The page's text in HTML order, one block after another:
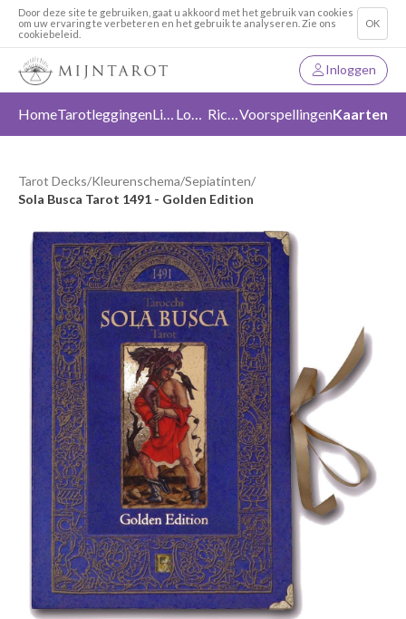
Door deze site te gebruiken, gaat u akkoord met het gebruik van cookies
om uw ervaring te verbeteren en het gebruik te analyseren. Zie ons
cookiebeleid.
OK
Inloggen
HomeTarotleggingen Liefde Loslaten RichtingVoorspellingenKaarten
Tarot Decks/Kleurenschema/Sepiatinten/
Sola Busca Tarot 1491 - Golden Edition